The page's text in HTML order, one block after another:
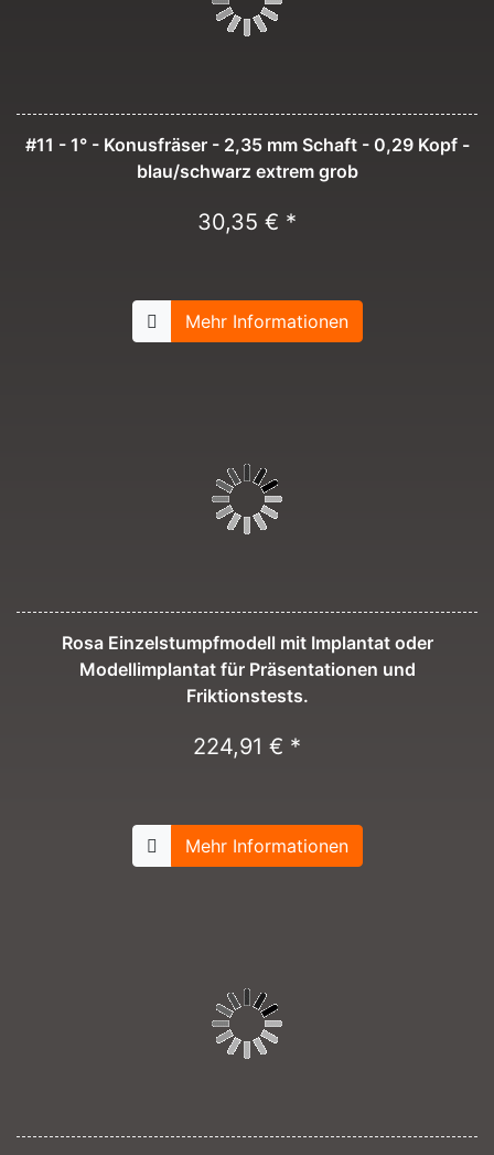
#11 - 1° - Konusfräser - 2,35 mm Schaft - 0,29 Kopf -
blau/schwarz extrem grob
30,35 € *
Mehr Informationen
Rosa Einzelstumpfmodell mit Implantat oder
Modellimplantat für Präsentationen und
Friktionstests.
224,91 € *
Mehr Informationen